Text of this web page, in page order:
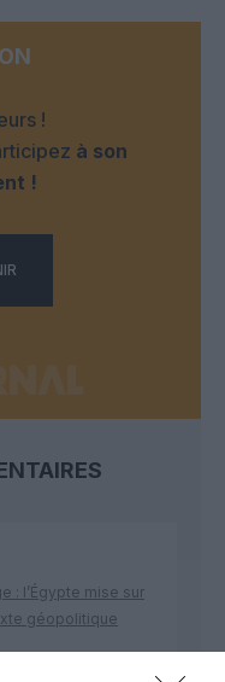
!
à son
!
: l’Égypte mise sur
géopolitique